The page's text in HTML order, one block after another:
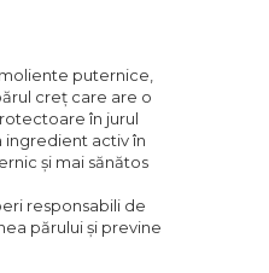
puternice,
creț care are o
în jurul
ingredient activ în
și mai sănătos
responsabili de
părului și previne